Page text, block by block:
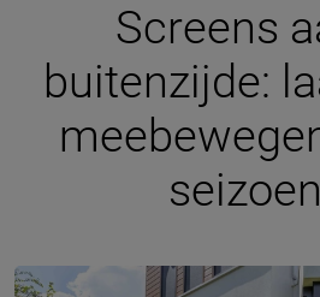
Screens
buitenzijde: